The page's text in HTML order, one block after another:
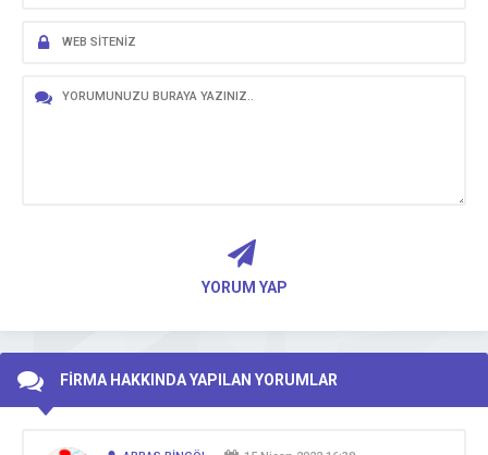
YORUM YAP
FİRMA HAKKINDA YAPILAN YORUMLAR